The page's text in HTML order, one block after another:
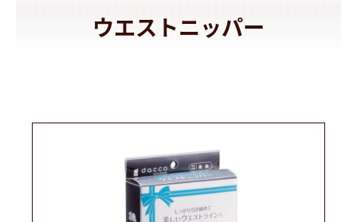
ウエストニッパー